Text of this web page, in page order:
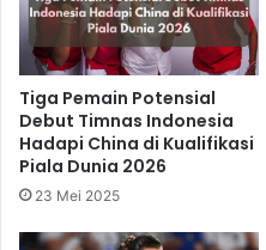
Tiga Pemain Potensial
Debut Timnas Indonesia
Hadapi China di Kualifikasi
Piala Dunia 2026
23 Mei 2025